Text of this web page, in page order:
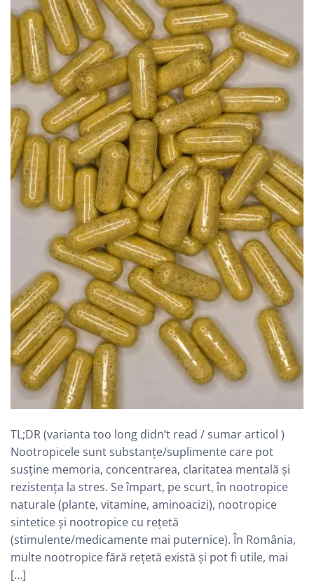
TL;DR (varianta too long didn’t read / sumar articol )
Nootropicele sunt substanțe/suplimente care pot
susține memoria, concentrarea, claritatea mentală și
rezistența la stres. Se împart, pe scurt, în nootropice
naturale (plante, vitamine, aminoacizi), nootropice
sintetice și nootropice cu rețetă
(stimulente/medicamente mai puternice). În România,
multe nootropice fără rețetă există și pot fi utile, mai
[…]